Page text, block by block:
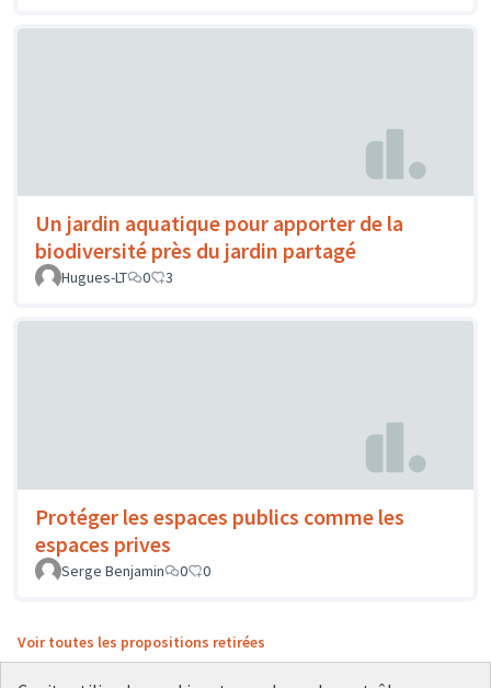
Un jardin aquatique pour apporter de la
biodiversité près du jardin partagé
Hugues-LT 0 3
Protéger les espaces publics comme les
espaces prives
Serge Benjamin 0 0
Voir toutes les propositions retirées